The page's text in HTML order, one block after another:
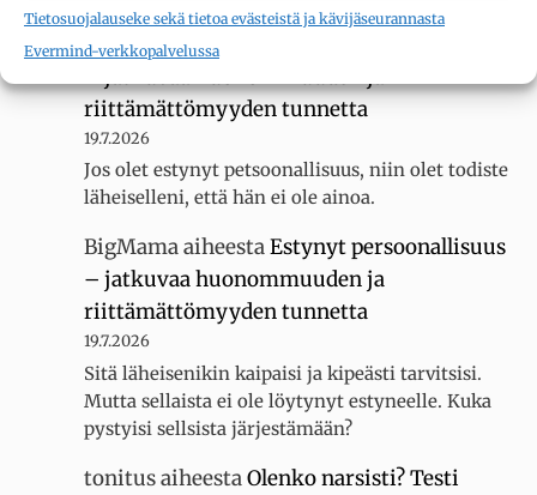
Tietosuojalauseke sekä tietoa evästeistä ja kävijäseurannasta
Evermind-verkkopalvelussa
BigMamaaiheesta
riittämättömyyden tunnetta
19.7.2026
Jos olet estynyt petsoonallisuus, niin olet todiste
läheiselleni, että hän ei ole ainoa.
BigMamaaiheestaEstynyt persoonallisuus
– jatkuvaa huonommuuden ja
riittämättömyyden tunnetta
19.7.2026
Sitä läheisenikin kaipaisi ja kipeästi tarvitsisi.
Mutta sellaista ei ole löytynyt estyneelle. Kuka
pystyisi sellsista järjestämään?
tonitusaiheestaOlenko narsisti? Testi